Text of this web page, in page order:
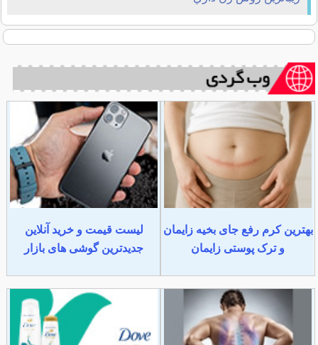
بهترین کرم رفع جای بخیه زایمان
و ترک پوستی زایمان
لیست قیمت و خرید آنلاین
جدیدترین گوشی های بازار